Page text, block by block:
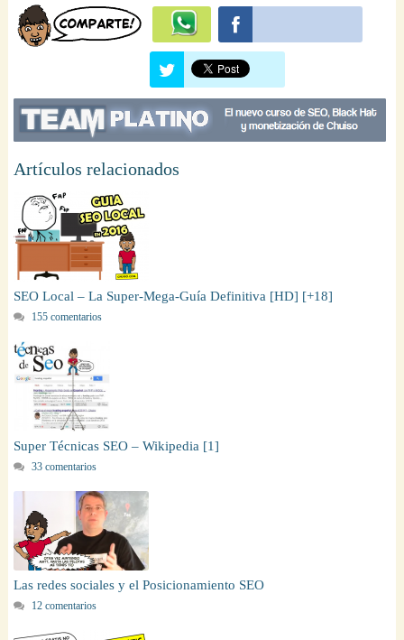
Artículos relacionados
SEO Local – La Super-Mega-Guía Definitiva [HD] [+18]
155 comentarios
Super Técnicas SEO – Wikipedia [1]
33 comentarios
Las redes sociales y el Posicionamiento SEO
12 comentarios